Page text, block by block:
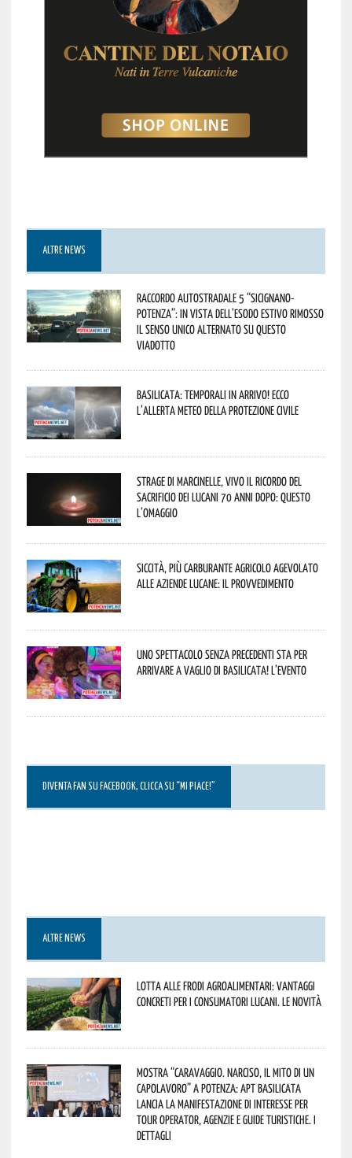
ALTRE NEWS
Raccordo Autostradale 5 “Sicignano-
Potenza”: in vista dell’esodo estivo rimosso
il senso unico alternato su questo
viadotto
Basilicata: temporali in arrivo! Ecco
l’allerta meteo della Protezione civile
Strage di Marcinelle, vivo il ricordo del
sacrificio dei lucani 70 anni dopo: questo
l’omaggio
Siccità, più carburante agricolo agevolato
alle aziende lucane: il provvedimento
Uno spettacolo senza precedenti sta per
arrivare a Vaglio di Basilicata! L’evento
DIVENTA FAN SU FACEBOOK, CLICCA SU “MI PIACE!”
ALTRE NEWS
Lotta alle frodi agroalimentari: vantaggi
concreti per i consumatori lucani. Le novità
Mostra “Caravaggio. Narciso, il mito di un
capolavoro” a Potenza: APT Basilicata
lancia la manifestazione di interesse per
Tour Operator, Agenzie e Guide Turistiche. I
dettagli